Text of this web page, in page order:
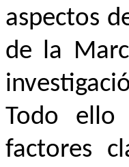
aspectos
de la
Todo ello
factores